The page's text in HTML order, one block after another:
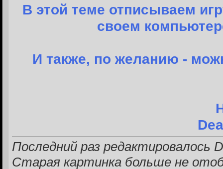
В этой теме отписываем
своем
И также, по желанию -
Последний раз редактировалось
Старая картинка больше не